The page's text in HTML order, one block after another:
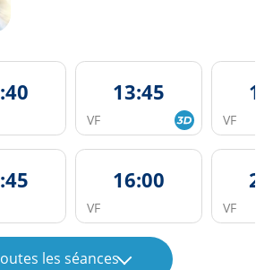
13:45
VF VF
16:00
VF VF
les séances